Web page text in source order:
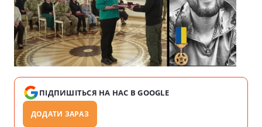
ПІДПИШІТЬСЯ НА НАС В GOOGLE
ДОДАТИ ЗАРАЗ